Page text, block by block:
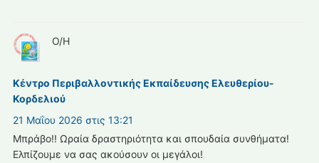
Ο/Η
Κέντρο Περιβαλλοντικής Εκπαίδευσης Ελευθερίου-
Κορδελιού
21 Μαΐου 2026 στις 13:21
Μπράβο!! Ωραία δραστηριότητα και σπουδαία συνθήματα!
Ελπίζουμε να σας ακούσουν οι μεγάλοι!